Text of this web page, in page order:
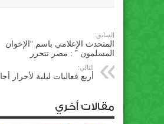
السابق:
المتحدث الإعلامي باسم “الإخوان
المسلمون ” : مصر تتحرر
التالي:
أربع فعاليات ليلية لأحرار أجا
مقالات أخري